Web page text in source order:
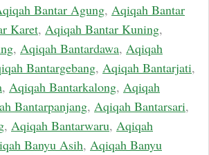
Bantar Agung, Aqiqah Bantar
Karet, Aqiqah Bantar Kuning,
, Aqiqah Bantardawa, Aqiqah
Bantargebang, Aqiqah Bantarjati,
, Aqiqah Bantarkalong, Aqiqah
Bantarpanjang, Aqiqah Bantarsari,
, Aqiqah Bantarwaru, Aqiqah
Banyu Asih, Aqiqah Banyu